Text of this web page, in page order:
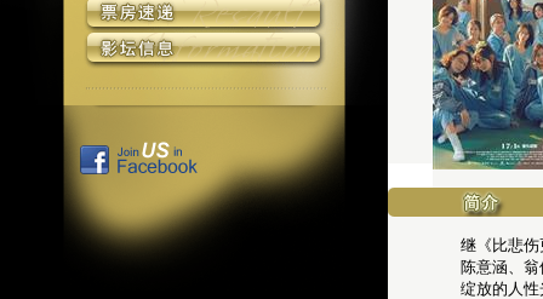
继《比悲
陈意涵、
绽放的人